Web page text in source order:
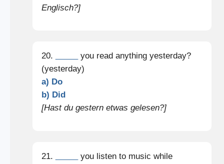
Englisch?]
20.
you read anything yesterday?
(yesterday)
a) Do
b) Did
[Hast du gestern etwas gelesen?]
21.
you listen to music while